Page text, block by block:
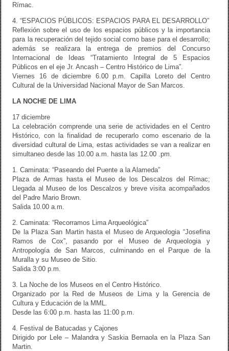
Rímac.
4. “ESPACIOS PÚBLICOS: ESPACIOS PARA EL DESARROLLO”
Reflexión sobre el uso de los espacios públicos y la importancia
para la recuperación del tejido social como base para el desarrollo;
además se realizara la entrega de premios del Concurso
Internacional de Ideas “Tratamiento Integral de 5 Espacios
Públicos en el eje Jr. Ancash – Centro Histórico de Lima”.
Viernes 16 de diciembre 6.00 p.m. Capilla Loreto del Centro
Cultural de la Universidad Nacional Mayor de San Marcos.
LA NOCHE DE LIMA
17 diciembre
La celebración comprende una serie de actividades en el Centro
Histórico, con la finalidad de recuperarlo como escenario de la
diversidad cultural de Lima, estas actividades se van a realizar en
simultaneo desde las 10.00 a.m. hasta las 12.00 .pm.
1. Caminata: “Paseando del Puente a la Alameda”
Plaza de Armas hasta el Museo de los Descalzos del Rímac;
Llegada al Museo de los Descalzos y breve visita acompañados
del Padre Mario Brown.
Salida 10.00 a.m.
2. Caminata: “Recorramos Lima Arqueológica”
De la Plaza San Martin hasta el Museo de Arqueologia “Josefina
Ramos de Cox”, pasando por el Museo de Arqueologia y
Antropología de San Marcos, culminando en el Parque de la
Muralla y su Museo de Sitio.
Salida 3:00 p.m.
3. La Noche de los Museos en el Centro Histórico.
Organizado por la Red de Museos de Lima y la Gerencia de
Cultura y Educación de la MML.
Desde las 6:00 p.m. hasta las 11:00 p.m.
4. Festival de Batucadas y Cajones
Dirigido por Lele – Malandra y Saskia Bernaola en la Plaza San
Martin.